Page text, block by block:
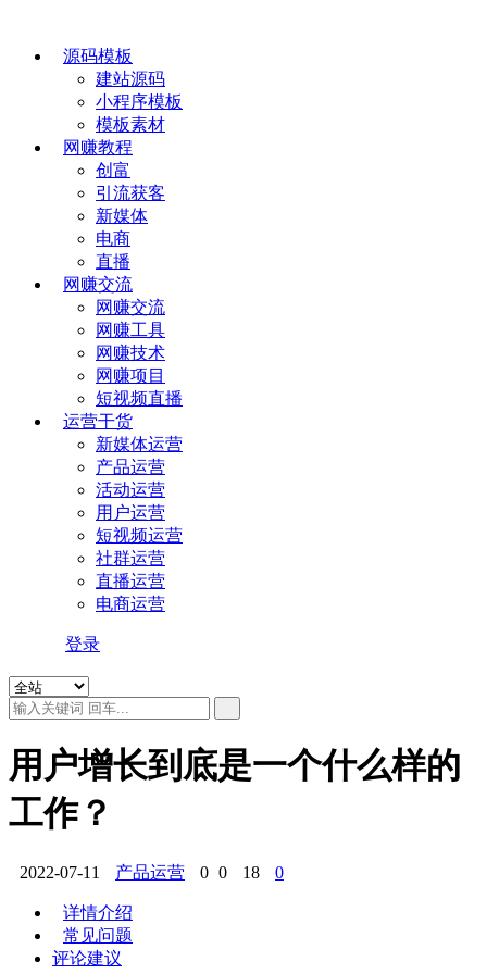
源码模板
建站源码
小程序模板
模板素材
网赚教程
创富
引流获客
新媒体
电商
直播
网赚交流
网赚交流
网赚工具
网赚技术
网赚项目
短视频直播
运营干货
新媒体运营
产品运营
活动运营
用户运营
短视频运营
社群运营
直播运营
电商运营
登录
用户增长到底是一个什么样的
工作？
2022-07-11 产品运营 0 0 18 0
详情介绍
常见问题
评论建议